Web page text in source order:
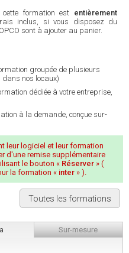
cette formation est entièrement
inclus, si vous disposez du
sont à ajouter au panier.
groupée de plusieurs
nos locaux)
dédiée à votre entreprise,
à la demande, conçue sur-
leur logiciel et leur formation
d'une remise supplémentaire
le bouton « Réserver » (
la formation « inter» ).
Toutes les formations
Sur-mesure